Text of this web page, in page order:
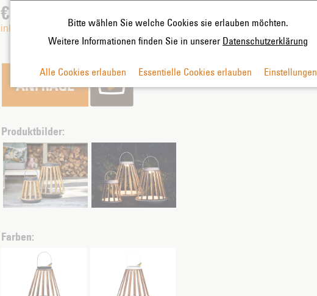
€ 320,-
inkl. 20% Mwst.
Produktbilder:
Farben:
Bitte wählen Sie welche Cookies sie erlauben möchten.
Weitere Informationen finden Sie in unserer Datenschutzerklärung
Alle Cookies erlauben Essentielle Cookies erlauben Einstellungen